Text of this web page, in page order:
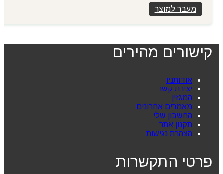
מעבר למוצר
קישורים מהירים
אודותניו
יצירת קשר
המגזין
מאמרים אחרונים
החשבון שלי
תקנון אתר
הצהרת נגישות
פרטי התקשרות